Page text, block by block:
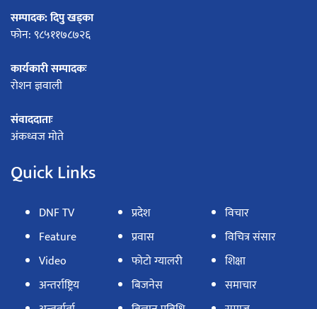
सम्पादक: दिपु खड्का
फोन: ९८५११७८७२६
कार्यकारी सम्पादकः
रोशन ज्ञवाली
संवाददाताः
अंकध्वज मोते
Quick Links
DNF TV
Feature
Video
अन्तर्राष्ट्रिय
प्रदेश
प्रवास
फोटो ग्यालरी
बिजनेस
विचार
विचित्र संसार
शिक्षा
समाचार